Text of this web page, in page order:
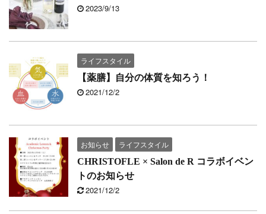
2023/9/13
ライフスタイル
【薬膳】自分の体質を知ろう！
2021/12/2
お知らせ
ライフスタイル
CHRISTOFLE × Salon de R コラボイベン
トのお知らせ
2021/12/2